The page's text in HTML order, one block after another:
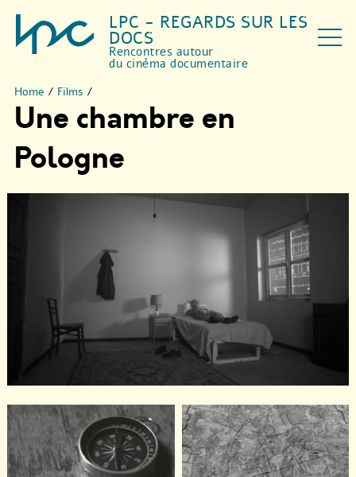
LPC - REGARDS SUR LES
DOCS
Rencontres autour
du cinéma documentaire
Home / Films /
Une chambre en
Pologne